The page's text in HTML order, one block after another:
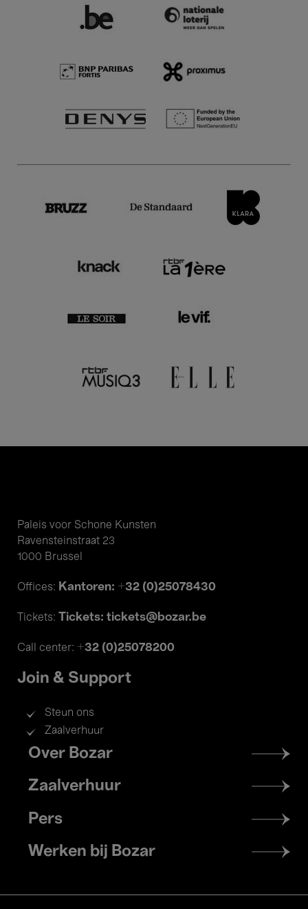
Paleis voor Schone Kunsten
Ravensteinstraat 23
1000 Brussel
Offices: Kantoren: +32 (0)25078430
Tickets: Tickets: tickets@bozar.be
Call center: +32 (0)25078200
Join & Support
Steun ons
Zaalverhuur
Footer
menu
Over Bozar
Zaalverhuur
Pers
Werken bij Bozar